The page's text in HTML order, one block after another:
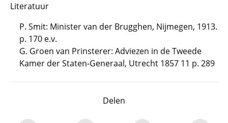
Literatuur
P. Smit: Minister van der Brugghen, Nijmegen, 1913.
p. 170 e.v.
G. Groen van Prinsterer: Adviezen in de Tweede
Kamer der Staten-Generaal, Utrecht 1857 11 p. 289
Delen